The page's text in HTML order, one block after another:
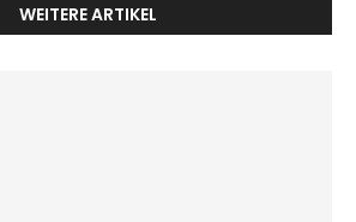
WEITERE ARTIKEL